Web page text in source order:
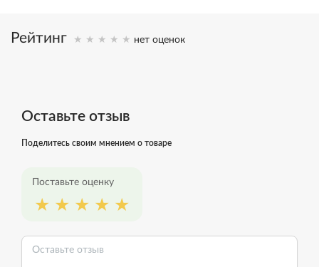
Рейтинг нет оценок
Оставьте отзыв
Поделитесь своим мнением о товаре
Поставьте оценку